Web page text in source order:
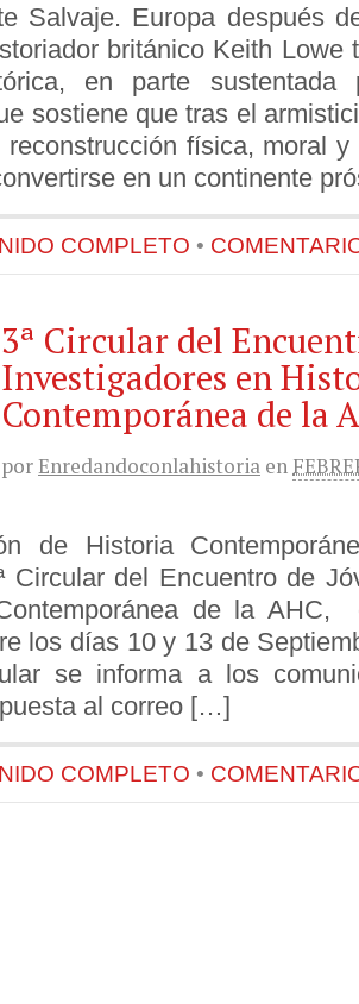
Salvaje. Europa después
británico Keith Lowe
en parte sustentada
sostiene que tras el
física, moral
en un continente
COMPLETO •
3ª Circular del
Investigadores en
Contemporánea de la
porEnredandoconlahistoria en
de Historia
Circular del Encuentro de
de la AHC,
los días 10 y 13 de
se informa a los
al correo […]
COMPLETO •